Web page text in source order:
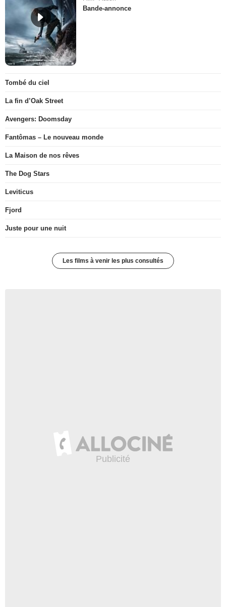
Bande-annonce
Tombé du ciel
La fin d’Oak Street
Avengers: Doomsday
Fantômas – Le nouveau monde
La Maison de nos rêves
The Dog Stars
Leviticus
Fjord
Juste pour une nuit
Les films à venir les plus consultés